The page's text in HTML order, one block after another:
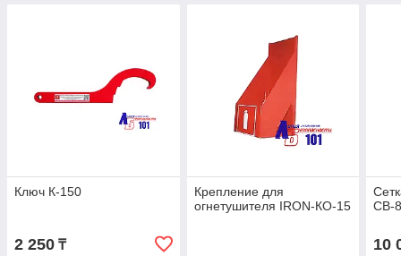
Ключ К-150
2 250 ₸
Крепление для
огнетушителя IRON-КО-15
СВ-
10